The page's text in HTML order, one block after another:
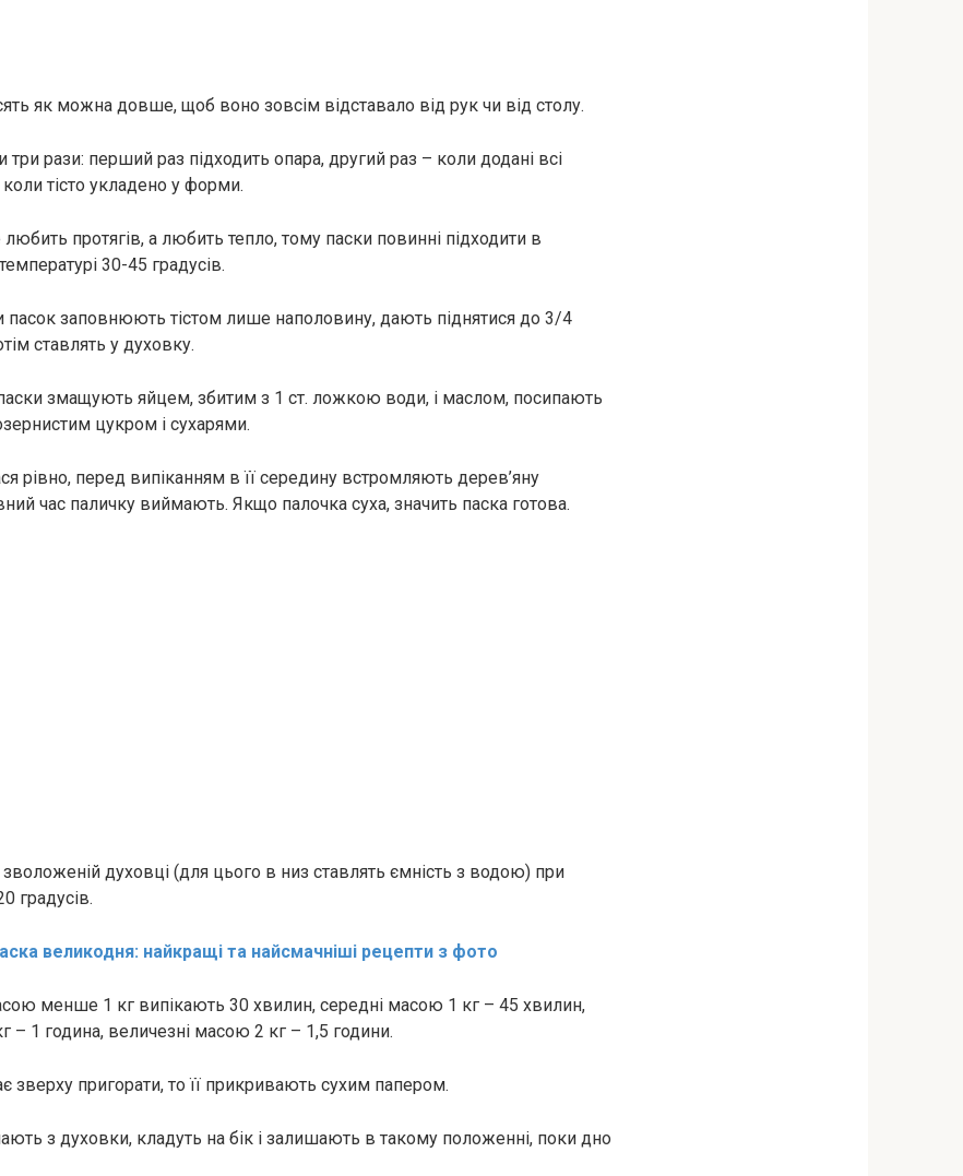
як можна довше, щоб воно зовсім відставало від рук чи від столу.
три рази: перший раз підходить опара, другий раз – коли додані всі
тісто укладено у форми.
любить протягів, а любить тепло, тому паски повинні підходити в
30-45 градусів.
пасок заповнюють тістом лише наполовину, дають піднятися до 3/4
ставлять у духовку.
паски змащують яйцем, збитим з 1 ст. ложкою води, і маслом, посипають
цукром і сухарями.
рівно, перед випіканням в її середину встромляють дерев’яну
час паличку виймають. Якщо палочка суха, значить паска готова.
духовці (для цього в низ ставлять ємність з водою) при
градусів.
великодня: найкращі та найсмачніші рецепти з фото
менше 1 кг випікають 30 хвилин, середні масою 1 кг – 45 хвилин,
– 1 година, величезні масою 2 кг – 1,5 години.
зверху пригорати, то її прикривають сухим папером.
з духовки, кладуть на бік і залишають в такому положенні, поки дно